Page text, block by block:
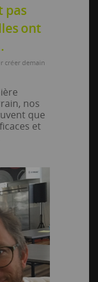
pas
ont
créer demain
nos
que
et